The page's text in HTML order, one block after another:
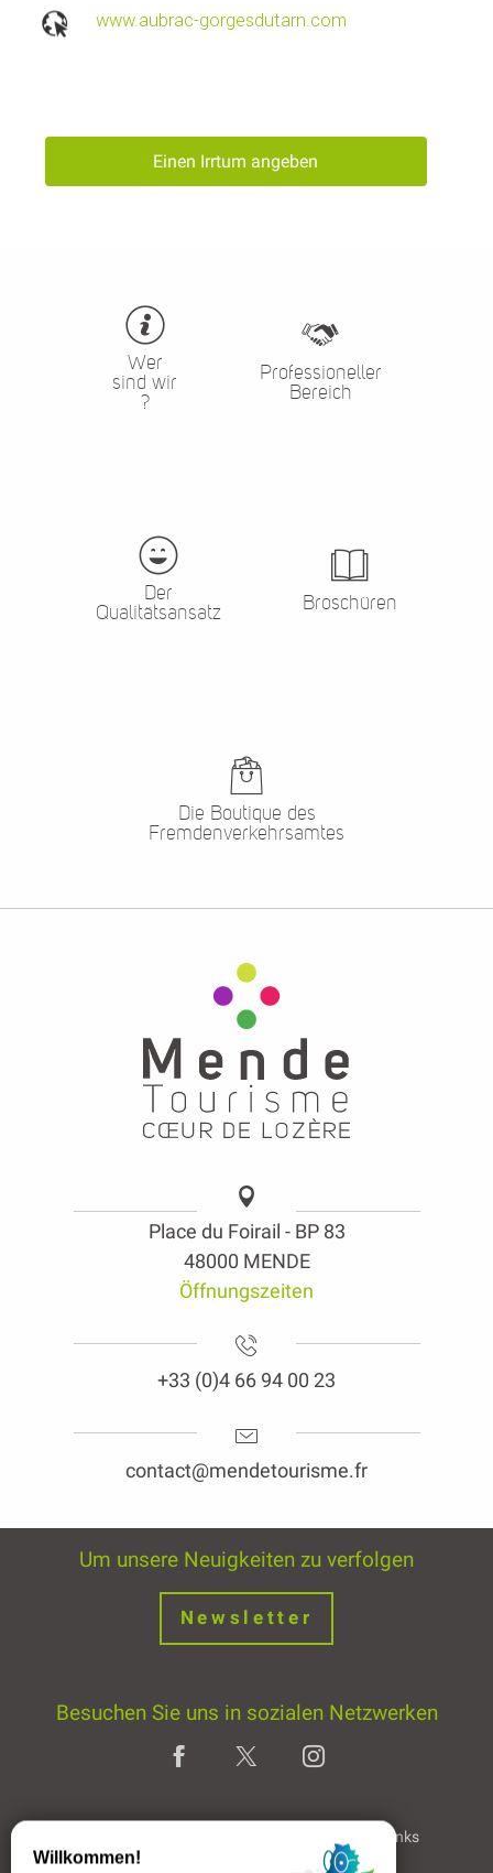
www.aubrac-gorgesdutarn.com
Einen Irrtum angeben
Wer
sind wir
?
Professioneller
Bereich
Der
Qualitätsansatz
Broschüren
Die Boutique des
Fremdenverkehrsamtes
Place du Foirail - BP 83
48000 MENDE
Öffnungszeiten
+33 (0)4 66 94 00 23
contact@mendetourisme.fr
Um unsere Neuigkeiten zu verfolgen
Newsletter
Besuchen Sie uns in sozialen Netzwerken
Partner & Links